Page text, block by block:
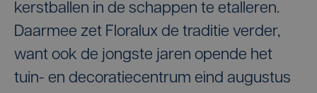
kerstballen in de schappen te etalleren.
Daarmee zet Floralux de traditie verder,
want ook de jongste jaren opende het
tuin- en decoratiecentrum eind augustus